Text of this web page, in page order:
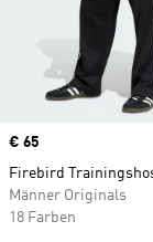
Price
€ 65
Firebird
Männer Originals
18 Farben